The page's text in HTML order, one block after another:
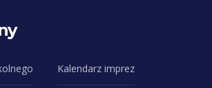
Kalendarz imprez